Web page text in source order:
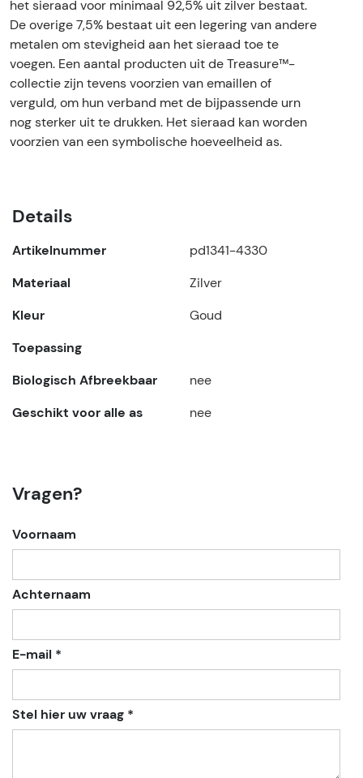
het sieraad voor minimaal 92,5% uit zilver bestaat.
De overige 7,5% bestaat uit een legering van andere
metalen om stevigheid aan het sieraad toe te
voegen. Een aantal producten uit de Treasure™-
collectie zijn tevens voorzien van emaillen of
verguld, om hun verband met de bijpassende urn
nog sterker uit te drukken. Het sieraad kan worden
voorzien van een symbolische hoeveelheid as.
Details
Artikelnummer
pd1341-4330
Materiaal
Zilver
Kleur
Goud
Toepassing
Biologisch Afbreekbaar
nee
Geschikt voor alle as
nee
Vragen?
Voornaam
Achternaam
E-mail *
Stel hier uw vraag *